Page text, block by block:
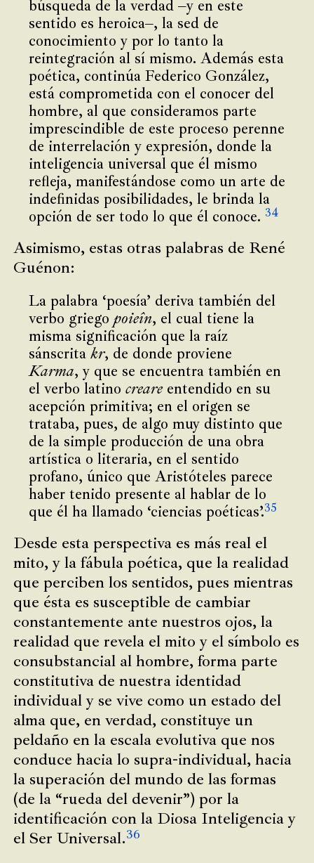
búsqueda de la verdad –y en este
sentido es heroica–, la sed de
conocimiento y por lo tanto la
reintegración al sí mismo. Además esta
poética, continúa Federico González,
está comprometida con el conocer del
hombre, al que consideramos parte
imprescindible de este proceso perenne
de interrelación y expresión, donde la
inteligencia universal que él mismo
refleja, manifestándose como un arte de
indefinidas posibilidades, le brinda la
opción de ser todo lo que él conoce. 34
Asimismo, estas otras palabras de René
Guénon:
La palabra ‘poesía’ deriva también del
verbo griego poieîn, el cual tiene la
misma significación que la raíz
sánscrita kr, de donde proviene
Karma, y que se encuentra también en
el verbo latino creareentendido en su
acepción primitiva; en el origen se
trataba, pues, de algo muy distinto que
de la simple producción de una obra
artística o literaria, en el sentido
profano, único que Aristóteles parece
haber tenido presente al hablar de lo
que él ha llamado ‘ciencias poéticas’.35
Desde esta perspectiva es más real el
mito, y la fábula poética, que la realidad
que perciben los sentidos, pues mientras
que ésta es susceptible de cambiar
constantemente ante nuestros ojos, la
realidad que revela el mito y el símbolo es
consubstancial al hombre, forma parte
constitutiva de nuestra identidad
individual y se vive como un estado del
alma que, en verdad, constituye un
peldaño en la escala evolutiva que nos
conduce hacia lo supra-individual, hacia
la superación del mundo de las formas
(de la “rueda del devenir”) por la
identificación con la Diosa Inteligencia y
el Ser Universal.36